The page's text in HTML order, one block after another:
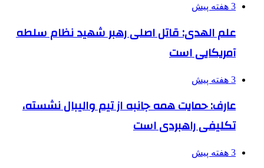
3 هفته پیش
علم الهدی: قاتل اصلی رهبر شهید نظام سلطه
آمریکایی است
3 هفته پیش
عارف: حمایت همه جانبه از تیم والیبال نشسته،
تکلیفی راهبردی است
3 هفته پیش